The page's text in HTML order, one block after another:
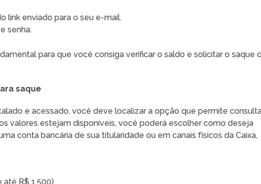
link enviado para o seu e-mail.
senha.
para que você consiga verificar o saldo e solicitar o saque
saque
e acessado, você deve localizar a opção que permite
valores estejam disponíveis, você poderá escolher como deseja
conta bancária de sua titularidade ou em canais físicos da Caixa,
até R$ 1.500)